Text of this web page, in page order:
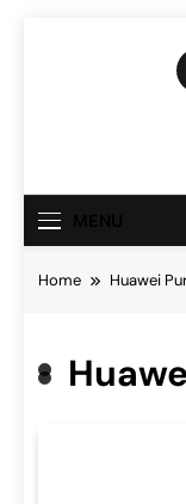
Home Huawei